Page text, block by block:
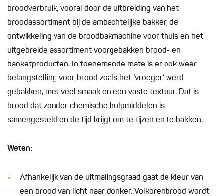
broodverbruik, vooral door de uitbreiding van het
broodassortiment bij de ambachtelijke bakker, de
ontwikkeling van de broodbakmachine voor thuis en het
uitgebreide assortiment voorgebakken brood- en
banketproducten. In toenemende mate is er ook weer
belangstelling voor brood zoals het ‘vroeger’ werd
gebakken, met veel smaak en een vaste textuur. Dat is
brood dat zonder chemische hulpmiddelen is
samengesteld en de tijd krijgt om te rijzen en te bakken.
Weten:
Afhankelijk van de uitmalingsgraad gaat de kleur van
een brood van licht naar donker. Volkorenbrood wordt